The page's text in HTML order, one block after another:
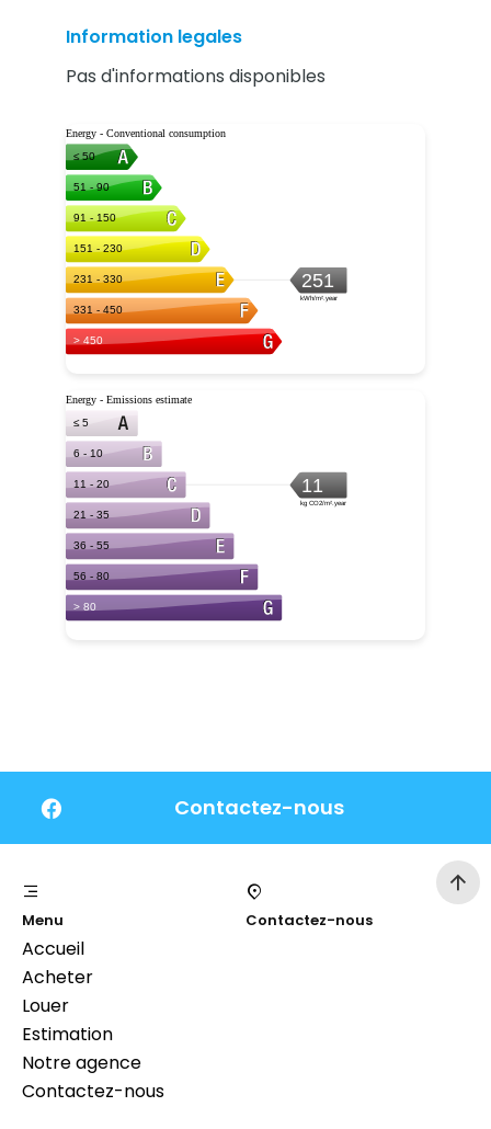
Information legales
Pas d'informations disponibles
Contactez-nous
Menu
Accueil
Acheter
Louer
Estimation
Notre agence
Contactez-nous
Contactez-nous